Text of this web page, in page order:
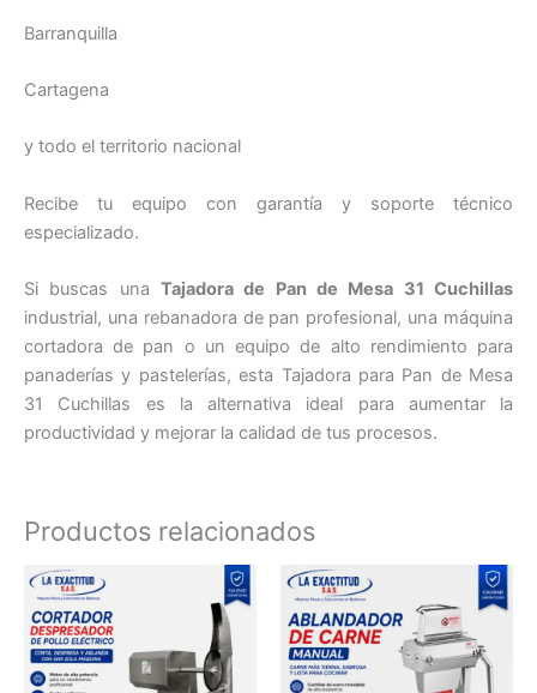
Barranquilla
Cartagena
y todo el territorio nacional
Recibe tu equipo con garantía y soporte técnico
especializado.
Si buscas una Tajadora de Pan de Mesa 31 Cuchillas
industrial, una rebanadora de pan profesional, una máquina
cortadora de pan o un equipo de alto rendimiento para
panaderías y pastelerías, esta Tajadora para Pan de Mesa
31 Cuchillas es la alternativa ideal para aumentar la
productividad y mejorar la calidad de tus procesos.
Productos relacionados